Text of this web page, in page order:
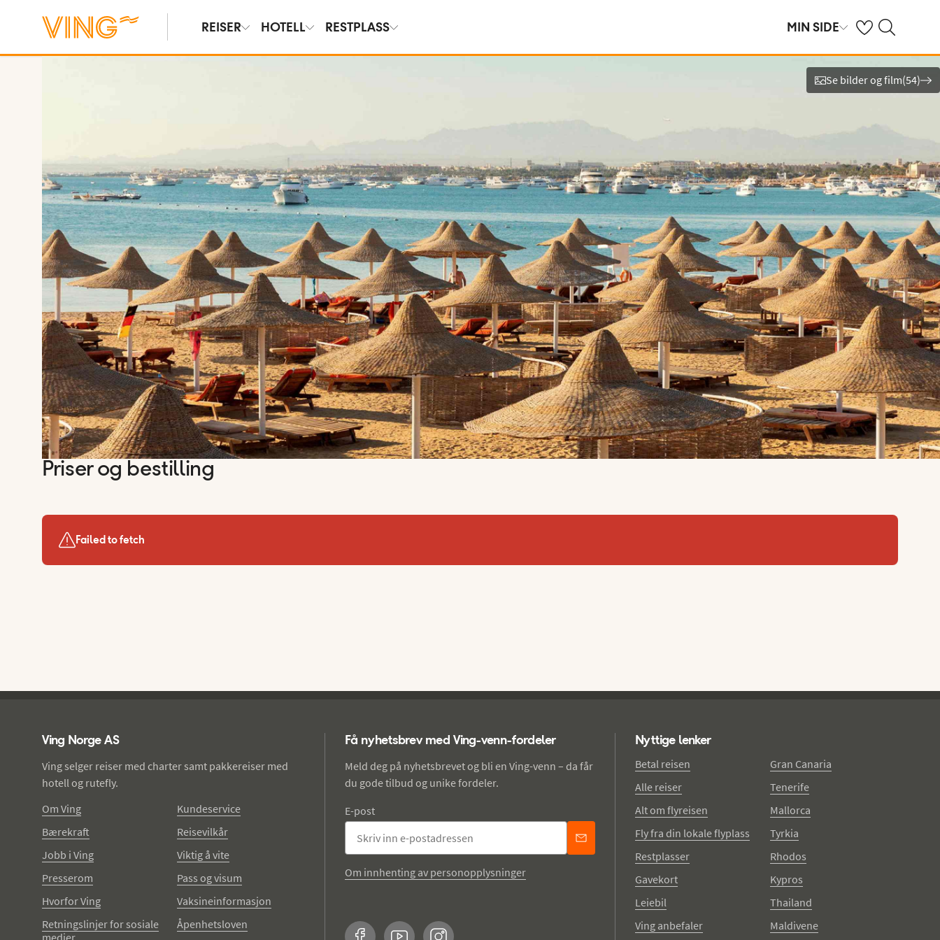
REISER HOTELL RESTPLASS MIN SIDE Se dine sparte
Søk på ving.no
Se bilder og film
Se bilder og film(54)
Priser og bestilling
Failed to fetch
Ving Norge AS
Ving selger reiser med charter samt pakkereiser med
hotell og rutefly.
Om Ving
Bærekraft
Jobb i Ving
Presserom
Hvorfor Ving
Retningslinjer for sosiale
medier
Kundeservice
Reisevilkår
Viktig å vite
Pass og visum
Vaksineinformasjon
Åpenhetsloven
Få nyhetsbrev med Ving-venn-fordeler
Meld deg på nyhetsbrevet og bli en Ving-venn – da får
du gode tilbud og unike fordeler.
E-post
Om innhenting av personopplysninger
Nyttige lenker
Betal reisen
Alle reiser
Alt om flyreisen
Fly fra din lokale flyplass
Restplasser
Gavekort
Leiebil
Ving anbefaler
Gran Canaria
Tenerife
Mallorca
Tyrkia
Rhodos
Kypros
Thailand
Maldivene